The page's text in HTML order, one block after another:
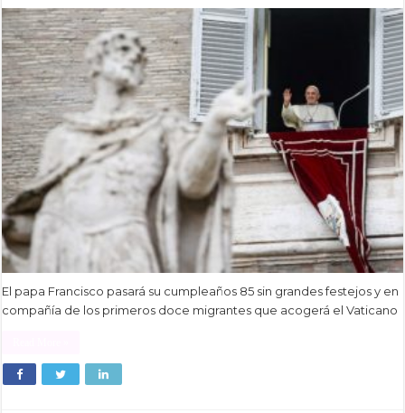
El papa Francisco pasará su cumpleaños 85 sin grandes festejos y en
compañía de los primeros doce migrantes que acogerá el Vaticano